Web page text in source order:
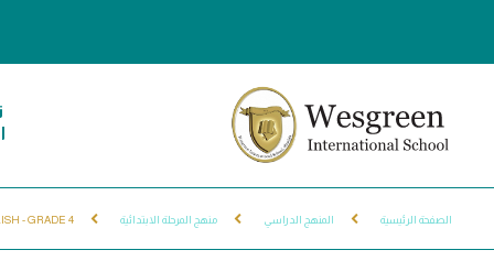
الصفحة الرئيسية المنهج الدراسي منهج المرحلة الابتدائية - GRADE 4